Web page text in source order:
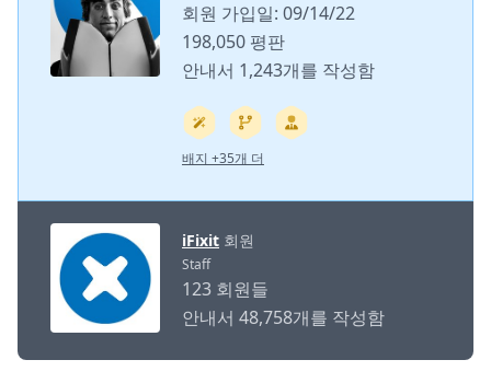
회원 가입일: 09/14/22
198,050 평판
안내서 1,243개를 작성함
배지 +35개 더
iFixit 회원
Staff
123 회원들
안내서 48,758개를 작성함